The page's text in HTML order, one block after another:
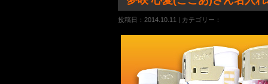
投稿日：2014.10.11 | カテゴリー：